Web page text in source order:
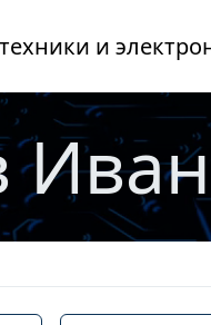
и